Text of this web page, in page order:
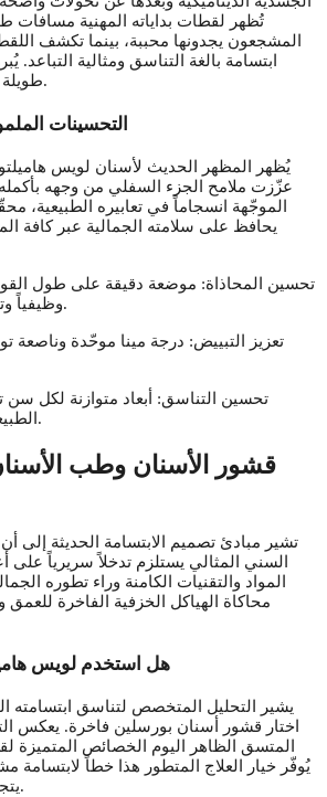
تُظهر لقطات بداياته المهنية مسافات
المشجعون يجدونها محببة، بينما تكشف
ابتسامة بالغة التناسق ومثالية التباعد.
طويلة الأمد ومحكمة التخطيط.
التحسينات
يُظهر المظهر الحديث لأسنان لويس
عزّزت ملامح الجزء السفلي من وجهه
الموجّهة انسجاماً في تعابيره الطبيعية،
يحافظ على سلامته الجمالية عبر كافة
تحسين المحاذاة: موضعة دقيقة على طول
وظيفياً وتناسقاً عالياً في الإطباق.
تعزيز التبييض: درجة مينا موحّدة وناصعة
تحسين التناسق: أبعاد متوازنة لكل سن
الطبيعية لوجهه وحركة شفتيه.
قشور الأسنان وطب
تشير مبادئ تصميم الابتسامة الحديثة إلى
السني المثالي يستلزم تدخلاً سريرياً
المواد والتقنيات الكامنة وراء تطوره
محاكاة الهياكل الخزفية الفاخرة للعمق
هل استخدم لويس
يشير التحليل المتخصص لتناسق ابتسامته
اختار قشور أسنان بورسلين فاخرة. يعكس
المتسق الظاهر اليوم الخصائص المتميزة
يُوفّر خيار العلاج المتطور هذا خطاً لابتسامة
يتجنب المظهر الاصطناعي.